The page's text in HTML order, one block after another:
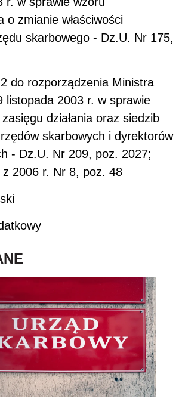
o zmianie właściwości
skarbowego - Dz.U. Nr 175,
2 do rozporządzenia Ministra
listopada 2003 r. w sprawie
działania oraz siedzib
skarbowych i dyrektorów
- Dz.U. Nr 209, poz. 2027;
2006 r. Nr 8, poz. 48